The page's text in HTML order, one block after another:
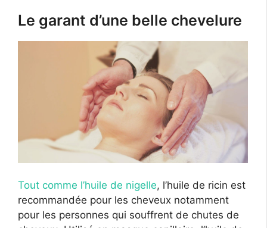
Le garant d’une belle chevelure
Tout comme l’huile de nigelle, l’huile de ricin est
recommandée pour les cheveux notamment
pour les personnes qui souffrent de chutes de